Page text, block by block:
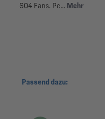
S04 Fans. Pe… Mehr
Produktgalerie überspringen
Passend dazu: